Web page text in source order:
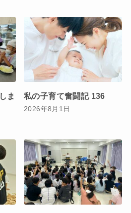
ま
私の子育て奮闘記 136
2026年8月1日